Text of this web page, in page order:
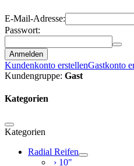
E-Mail-Adresse:
Passwort:
Anmelden
Kundenkonto erstellenGastkonto
Kundengruppe: Gast
Kategorien
Kategorien
Radial Reifen
› 10"